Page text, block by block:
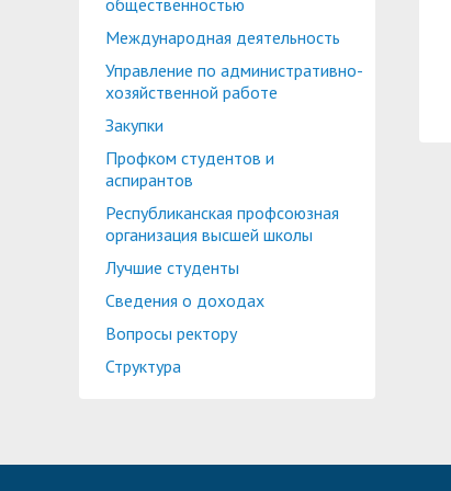
общественностью
Международная деятельность
Управление по административно-
хозяйственной работе
Закупки
Профком студентов и
аспирантов
Республиканская профсоюзная
организация высшей школы
Лучшие студенты
Сведения о доходах
Вопросы ректору
Структура